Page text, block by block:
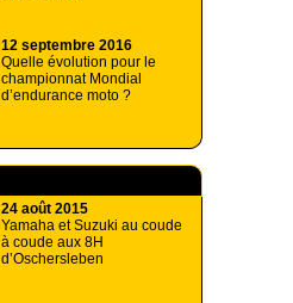
12 septembre 2016
Quelle évolution pour le
championnat Mondial
d’endurance moto ?
24 août 2015
Yamaha et Suzuki au coude
à coude aux 8H
d’Oschersleben